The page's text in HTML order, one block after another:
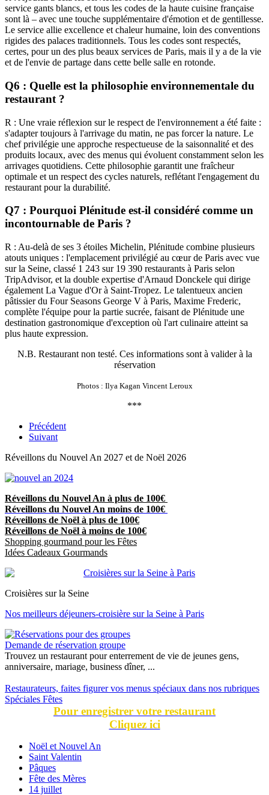
service gants blancs, et tous les codes de la haute cuisine française
sont là – avec une touche supplémentaire d'émotion et de gentillesse.
Le service allie excellence et chaleur humaine, loin des conventions
rigides des palaces traditionnels. Tous les codes sont respectés,
certes, pour un des plus beaux services de Paris, mais il y a de la vie
et de l'envie de partage dans cette belle salle en rotonde.
Q6 : Quelle est la philosophie environnementale du
restaurant ?
R : Une vraie réflexion sur le respect de l'environnement a été faite :
s'adapter toujours à l'arrivage du matin, ne pas forcer la nature. Le
chef privilégie une approche respectueuse de la saisonnalité et des
produits locaux, avec des menus qui évoluent constamment selon les
arrivages quotidiens. Cette philosophie garantit une fraîcheur
optimale et un respect des cycles naturels, reflétant l'engagement du
restaurant pour la durabilité.
Q7 : Pourquoi Plénitude est-il considéré comme un
incontournable de Paris ?
R : Au-delà de ses 3 étoiles Michelin, Plénitude combine plusieurs
atouts uniques : l'emplacement privilégié au cœur de Paris avec vue
sur la Seine, classé 1 243 sur 19 390 restaurants à Paris selon
TripAdvisor, et la double expertise d'Arnaud Donckele qui dirige
également La Vague d'Or à Saint-Tropez. Le talentueux ancien
pâtissier du Four Seasons George V à Paris, Maxime Frederic,
complète l'équipe pour la partie sucrée, faisant de Plénitude une
destination gastronomique d'exception où l'art culinaire atteint sa
plus haute expression.
N.B. Restaurant non testé. Ces informations sont à valider à la
réservation
Photos : Ilya Kagan Vincent Leroux
***
Précédent
Suivant
Réveillons du Nouvel An 2027 et de Noël 2026
Réveillons du Nouvel An à plus de 100€
Réveillons du Nouvel An moins de 100€
Réveillons de Noël à plus de 100€
Réveillons de Noël à moins de 100€
Shopping gourmand pour les Fêtes
Idées Cadeaux Gourmands
Croisières sur la Seine
Nos meilleurs déjeuners-croisière sur la Seine à Paris
Demande de réservation groupe
Trouvez un restaurant pour enterrement de vie de jeunes gens,
anniversaire, mariage, business dîner, ...
Restaurateurs, faites figurer vos menus spéciaux dans nos rubriques
Spéciales Fêtes
Pour enregistrer votre restaurant
Cliquez ici
Noël et Nouvel An
Saint Valentin
Pâques
Fête des Mères
14 juillet